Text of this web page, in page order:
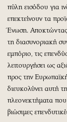
πύλη εισόδου για
επεκτείνουν τα
Ένωση. Αποκτώντας
τη διασυνοριακή
εμπόριο, τις
λειτουργήσει ως
προς την
διευκολύνει αυτή
πλεονεκτήματα
βιώσιμες